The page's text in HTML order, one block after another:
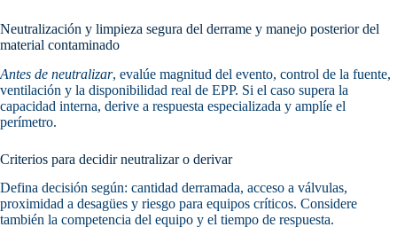
Neutralización y limpieza segura del derrame y manejo posterior del
material contaminado
Antes de neutralizar, evalúe magnitud del evento, control de la fuente,
ventilación y la disponibilidad real de EPP. Si el caso supera la
capacidad interna, derive a respuesta especializada y amplíe el
perímetro.
Criterios para decidir neutralizar o derivar
Defina decisión según: cantidad derramada, acceso a válvulas,
proximidad a desagües y riesgo para equipos críticos. Considere
también la competencia del equipo y el tiempo de respuesta.